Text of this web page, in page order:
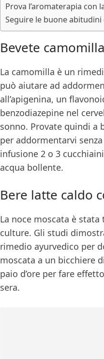
Prova l’aromaterapia con
Seguire le buone abitudini
Bevete camomilla
La camomilla è un
può aiutare ad
all’apigenina, un
benzodiazepine nel
sonno. Provate quindi a
per addormentarvi
infusione 2 o 3
acqua bollente.
Bere latte caldo
La noce moscata è
culture. Gli studi
rimedio ayurvedico per
moscata a un bicchiere
paio d’ore per fare
sera.